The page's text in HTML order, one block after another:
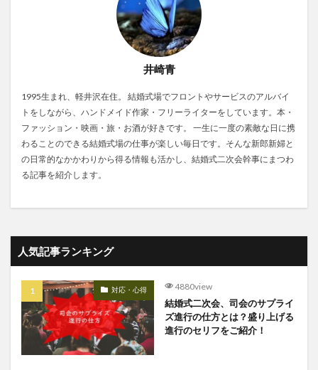
井崎青
1995生まれ、軽井沢在住。 結婚式場でフロントやサービスのアルバイ
トをしながら、ハンドメイド作家・フリーライターをしています。本・
ファッション・映画・旅・お酒が好きです。 一生に一度の素敵な日に携
わることのできる結婚式場の仕事が楽しい毎日です。そんな新郎新婦と
の日常的なかかわりから得る情報も活かし、結婚式二次会幹事にまつわ
る記事を紹介します。
人気記事ランキング
対応・心得 4880view
結婚式二次会、司会のサプライ
ズ進行の仕方とは？盛り上げる
進行のセリフをご紹介！